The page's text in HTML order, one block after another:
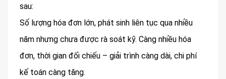
sau:
Số lượng hóa đơn lớn, phát sinh liên tục qua nhiều
năm nhưng chưa được rà soát kỹ. Càng nhiều hóa
đơn, thời gian đối chiếu – giải trình càng dài, chi phí
kế toán càng tăng.